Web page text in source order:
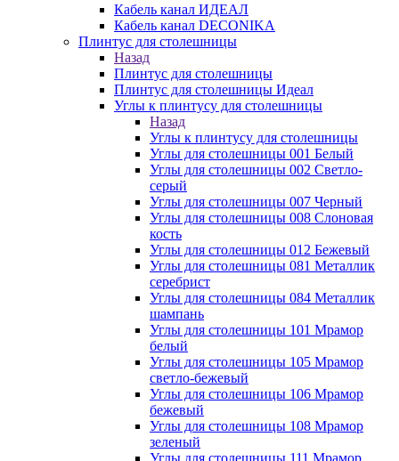
Кабель канал ИДЕАЛ
Кабель канал DECONIKA
Плинтус для столешницы
Назад
Плинтус для столешницы
Плинтус для столешницы Идеал
Углы к плинтусу для столешницы
Назад
Углы к плинтусу для столешницы
Углы для столешницы 001 Белый
Углы для столешницы 002 Светло-
серый
Углы для столешницы 007 Черный
Углы для столешницы 008 Слоновая
кость
Углы для столешницы 012 Бежевый
Углы для столешницы 081 Металлик
серебрист
Углы для столешницы 084 Металлик
шампань
Углы для столешницы 101 Мрамор
белый
Углы для столешницы 105 Мрамор
светло-бежевый
Углы для столешницы 106 Мрамор
бежевый
Углы для столешницы 108 Мрамор
зеленый
Углы для столешницы 111 Мрамор